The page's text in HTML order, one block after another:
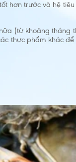
hơn trước và hệ
(từ khoảng
thực phẩm khác